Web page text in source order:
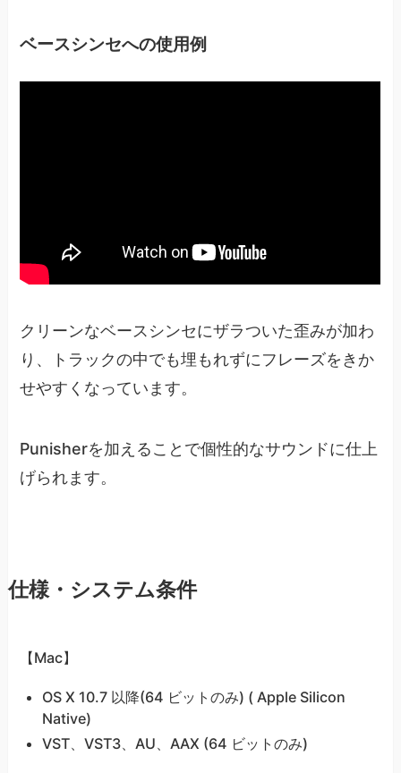
ベースシンセへの使用例
クリーンなベースシンセにザラついた歪みが加わ
り、トラックの中でも埋もれずにフレーズをきか
せやすくなっています。
Punisherを加えることで個性的なサウンドに仕上
げられます。
仕様・システム条件
【Mac】
OS X 10.7 以降(64 ビットのみ) ( Apple Silicon
Native)
VST、VST3、AU、AAX (64 ビットのみ)